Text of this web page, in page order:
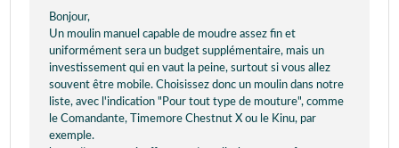
Bonjour,
Un moulin manuel capable de moudre assez fin et
uniformément sera un budget supplémentaire, mais un
investissement qui en vaut la peine, surtout si vous allez
souvent être mobile. Choisissez donc un moulin dans notre
liste, avec l'indication "Pour tout type de mouture", comme
le Comandante, Timemore Chestnut X ou le Kinu, par
exemple.